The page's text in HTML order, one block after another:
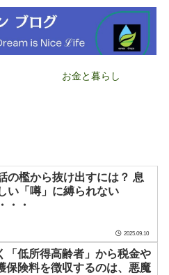
お金と暮らし
の檻から抜け出すには？ 息
い「噂」に縛られない
・・
2025.09.10
「低所得高齢者」から税金や
保険料を徴収するのは、悪魔